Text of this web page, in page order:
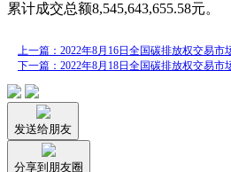
累计成交总额8,545,643,655.58元。
上一篇：2022年8月16日全国碳排放权交易市
下一篇：2022年8月18日全国碳排放权交易市
发送给朋友
分享到朋友圈